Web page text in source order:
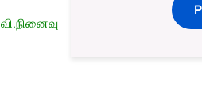
வி.நினைவு